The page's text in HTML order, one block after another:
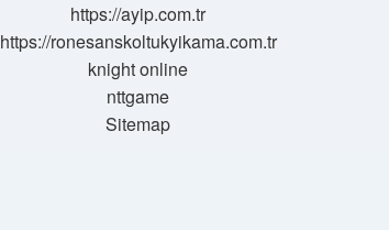
https://ayip.com.tr
https://ronesanskoltukyikama.com.tr
knight online
nttgame
Sitemap